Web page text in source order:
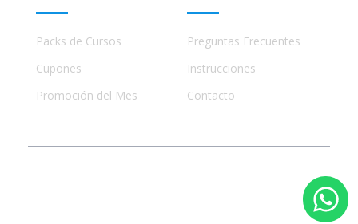
Packs de Cursos
Cupones
Promoción del Mes
Preguntas Frecuentes
Instrucciones
Contacto